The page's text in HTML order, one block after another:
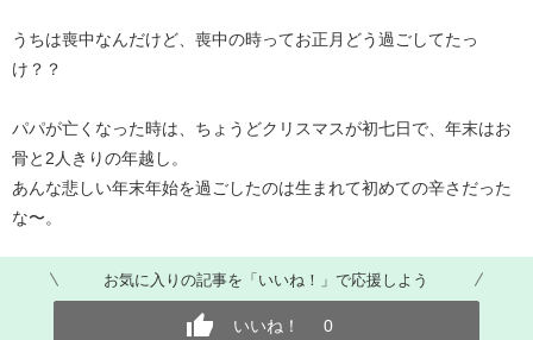
うちは喪中なんだけど、喪中の時ってお正月どう過ごしてたっ
け？？
パパが亡くなった時は、ちょうどクリスマスが初七日で、年末はお
骨と2人きりの年越し。
あんな悲しい年末年始を過ごしたのは生まれて初めての辛さだった
な〜。
お気に入りの記事を「いいね！」で応援しよう
いいね！ 0